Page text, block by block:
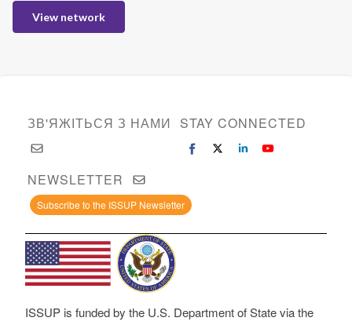
View network
ЗВ'ЯЖІТЬСЯ З НАМИ STAY CONNECTED
NEWSLETTER
Subscribe to the ISSUP Newsletter
ISSUP is funded by the U.S. Department of State via the